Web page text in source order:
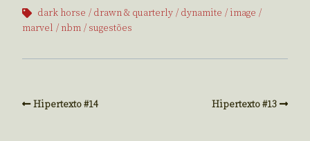
dark horse
drawn & quarterly dynamite
image
marvel
nbm sugestões
Hipertexto #14 Hipertexto #13